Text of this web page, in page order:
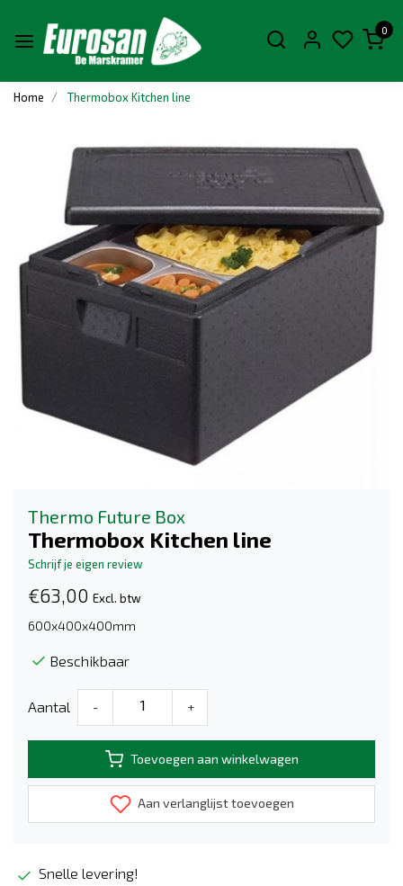
0
Home Thermobox Kitchen line
Thermo Future Box
Thermobox Kitchen line
Schrijf je eigen review
€63,00 Excl. btw
600x400x400mm
Beschikbaar
Aantal - +
Toevoegen aan winkelwagen
Aan verlanglijst toevoegen
Snelle levering!